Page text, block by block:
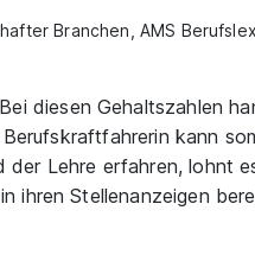
Branchen, AMS
Bei diesen Gehaltszahlen
kann
der Lehre erfahren, lohnt
ihren Stellenanzeigen